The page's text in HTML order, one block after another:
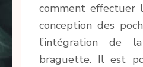
comment effectuer
conception des
l’intégration de
braguette. Il est